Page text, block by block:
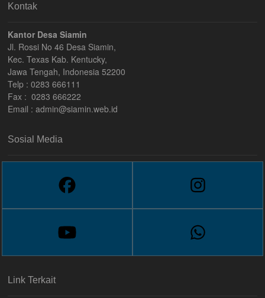
Kontak
Kantor Desa Siamin
Jl. Rossi No 46 Desa Siamin,
Kec. Texas Kab. Kentucky,
Jawa Tengah, Indonesia 52200
Telp : 0283 666111
Fax : 0283 666222
Email :admin@siamin.web.id
Sosial Media
Link Terkait